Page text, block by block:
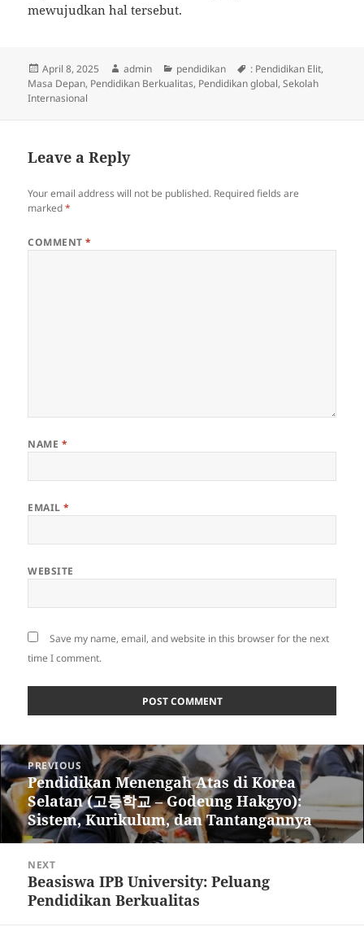
mewujudkan hal tersebut.
Posted
on
April 8, 2025 Author
admin Categories
pendidikan Tags
: Pendidikan Elit,
Masa Depan, Pendidikan Berkualitas, Pendidikan global,Sekolah
Internasional
Leave a Reply
Your email address will not be published. Required fields are
marked*
COMMENT*
NAME *
EMAIL*
WEBSITE
Save my name, email, and website in this browser for the next
time I comment.
Post
navigation
PREVIOUS
Previous
post:
Pendidikan Menengah Atas di Korea
Selatan (고등학교 – Godeung Hakgyo):
Sistem, Kurikulum, dan Tantangannya
NEXT
Next
post:
Beasiswa IPB University: Peluang
Pendidikan Berkualitas